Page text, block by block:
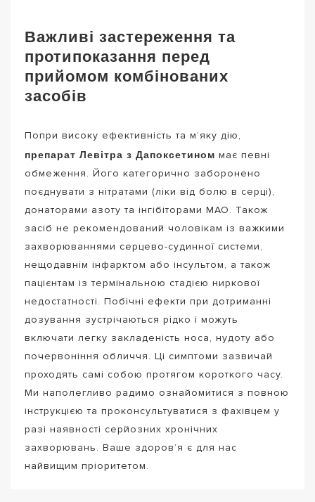
Важливі застереження та
протипоказання перед
прийомом комбінованих
засобів
Попри високу ефективність та м’яку дію,
препарат Левітра з Дапоксетином має певні
обмеження. Його категорично заборонено
поєднувати з нітратами (ліки від болю в серці),
донаторами азоту та інгібіторами МАО. Також
засіб не рекомендований чоловікам із важкими
захворюваннями серцево-судинної системи,
нещодавнім інфарктом або інсультом, а також
пацієнтам із термінальною стадією ниркової
недостатності. Побічні ефекти при дотриманні
дозування зустрічаються рідко і можуть
включати легку закладеність носа, нудоту або
почервоніння обличчя. Ці симптоми зазвичай
проходять самі собою протягом короткого часу.
Ми наполегливо радимо ознайомитися з повною
інструкцією та проконсультуватися з фахівцем у
разі наявності серйозних хронічних
захворювань. Ваше здоров’я є для нас
найвищим пріоритетом.